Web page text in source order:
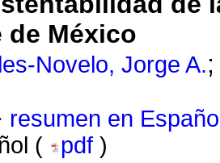
de México
Novelo, Jorge A.
resumen en
(
pdf )